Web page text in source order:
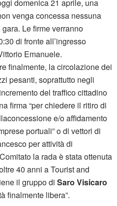
domenica 21 aprile, una
venga concessa nessuna
Le firme verranno
di fronte all’ingresso
Emanuele.
finalmente, la circolazione dei
pesanti, soprattutto negli
del traffico cittadino
firma “per chiedere il ritiro di
e/o affidamento
portuali” o di vettori di
per attività di
la rada è stata ottenuta
40 anni a Tourist and
il gruppo di Saro Visicaro
finalmente libera”.